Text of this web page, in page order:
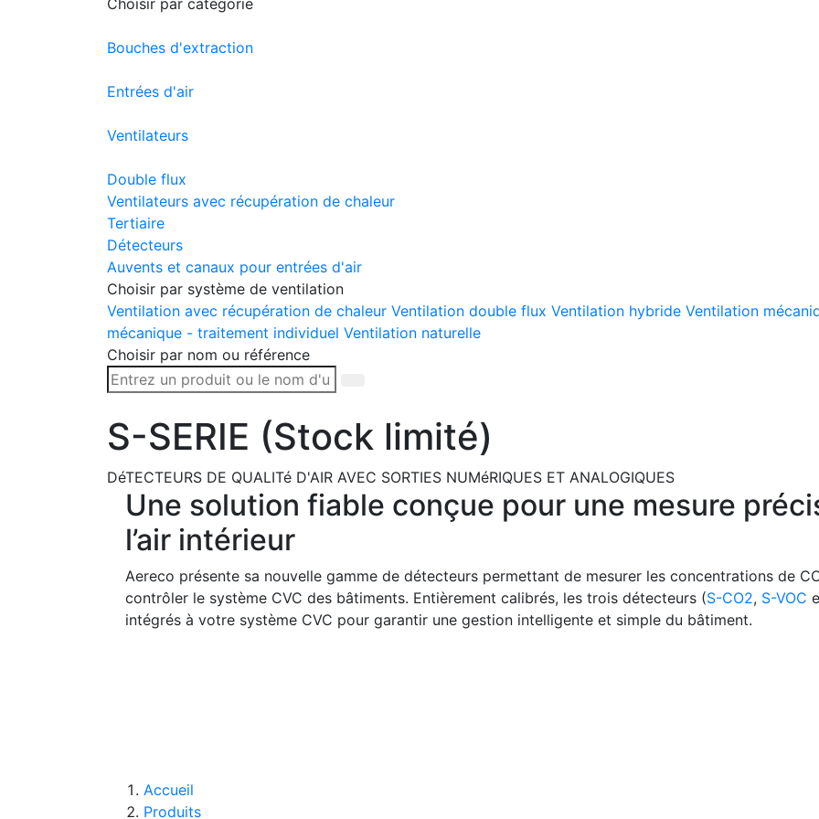
Bouches d'extraction
Entrées d'air
Ventilateurs
Double flux
Ventilateurs avec récupération de chaleur
Tertiaire
Détecteurs
Auvents et canaux pour entrées d'air
Choisir par système de ventilation
Ventilation avec récupération de chaleur Ventilation double flux Ventilation hybride Ventilation
mécanique - traitement individuel Ventilation naturelle
Choisir par nom ou référence
S-SERIE (Stock limité)
DéTECTEURS DE QUALITé D'AIR AVEC SORTIES NUMéRIQUES ET ANALOGIQUES
Une solution fiable conçue pour une mesure
l’air intérieur
Aereco présente sa nouvelle gamme de détecteurs permettant de mesurer les concentrations de
contrôler le système CVC des bâtiments. Entièrement calibrés, les trois détecteurs (S-CO2, S-VOC
intégrés à votre système CVC pour garantir une gestion intelligente et simple du bâtiment.
Accueil
Produits